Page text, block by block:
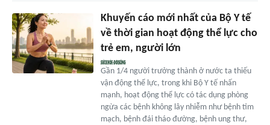
Khuyến cáo mới nhất của Bộ Y tế
về thời gian hoạt động thể lực cho
trẻ em, người lớn
Gần 1/4 người trưởng thành ở nước ta thiếu
vận động thể lực, trong khi Bộ Y tế nhấn
mạnh, hoạt động thể lực có tác dụng phòng
ngừa các bệnh không lây nhiễm như bệnh tim
mạch, bệnh đái tháo đường, bệnh ung thư,